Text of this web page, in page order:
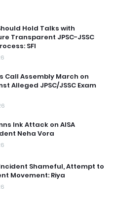
Hold Talks with
Transparent JPSC-JSSC
SFI
Call Assembly March on
Alleged JPSC/JSSC Exam
Ink Attack on AISA
Neha Vora
Shameful, Attempt to
Movement: Riya